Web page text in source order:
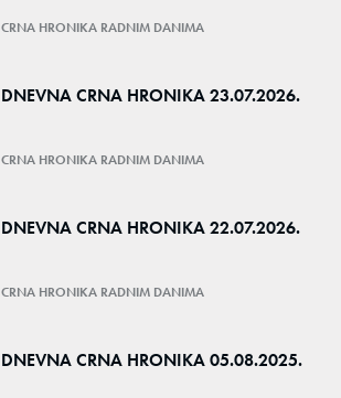
CRNA HRONIKA RADNIM DANIMA
DNEVNA CRNA HRONIKA 23.07.2026.
CRNA HRONIKA RADNIM DANIMA
DNEVNA CRNA HRONIKA 22.07.2026.
CRNA HRONIKA RADNIM DANIMA
DNEVNA CRNA HRONIKA 05.08.2025.